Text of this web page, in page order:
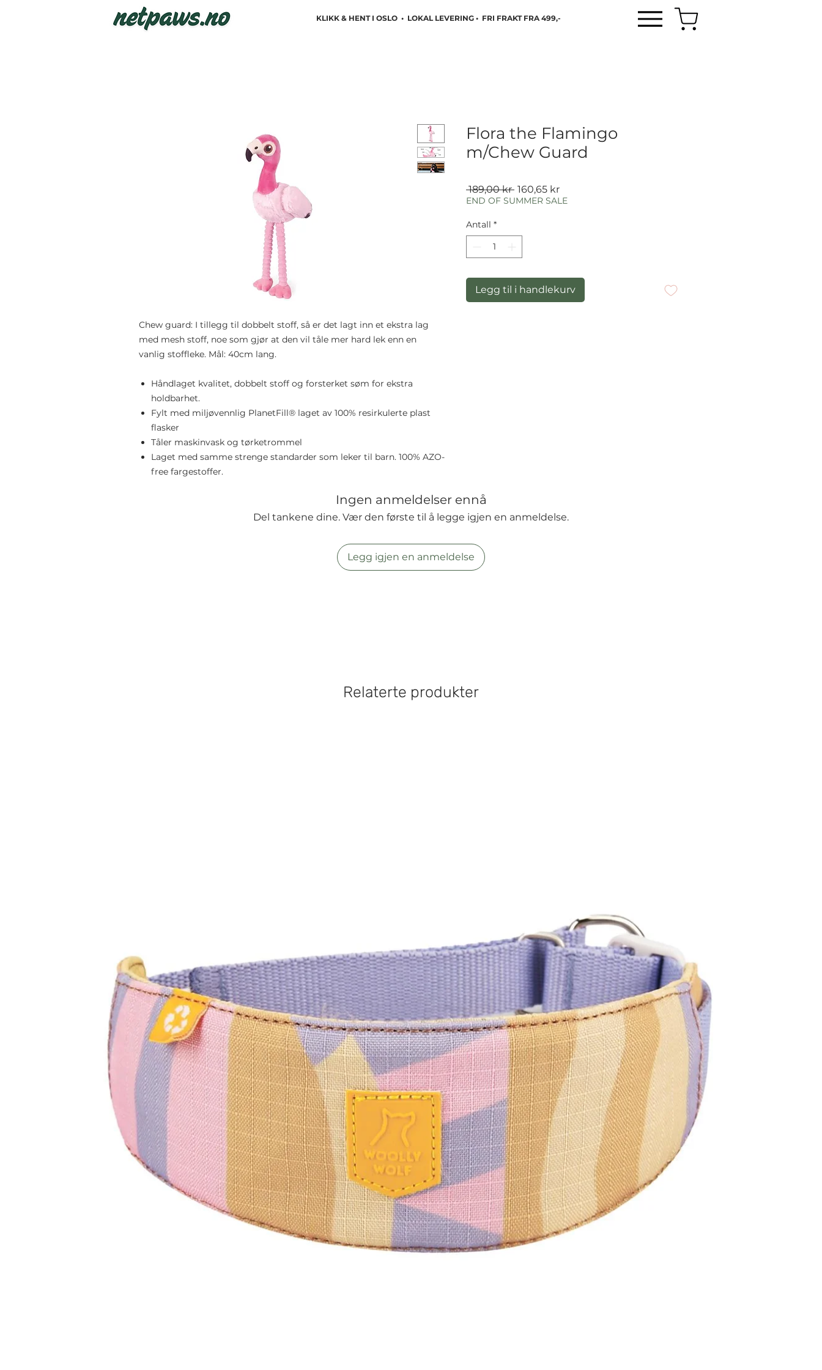
KLIKK & HENT I OSLO • LOKAL LEVERING • FRI FRAKT FRA 499,-
Chew guard: I tillegg til dobbelt stoff, så er det lagt inn et ekstra lag
med mesh stoff, noe som gjør at den vil tåle mer hard lek enn en
vanlig stoffleke. Mål: 40cm lang.
Håndlaget kvalitet, dobbelt stoff og forsterket søm for ekstra
holdbarhet.
Fylt med miljøvennlig PlanetFill® laget av 100% resirkulerte plast
flasker
Tåler maskinvask og tørketrommel
Laget med samme strenge standarder som leker til barn. 100% AZO-
free fargestoffer.
Flora the Flamingo
m/Chew Guard
189,00 kr Vanlig
pris
160,65 krSalgspris
END OF SUMMER SALE
Antall *
Legg til i handlekurv
Ingen anmeldelser ennå
Del tankene dine. Vær den første til å legge igjen en anmeldelse.
Legg igjen en anmeldelse
Relaterte produkter